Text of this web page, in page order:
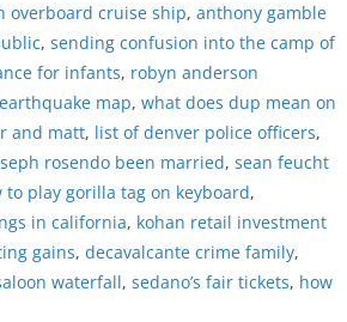
Kemerdekaan
ini rencananya akan
di
dari upaya
dan kondusif,
warga
RI.
Sambangi Warga
Bendera Merah
5 Agustus 2026
Tahun
ke-
Kelurahan Sunggal,
overboard cruise ship, anthony gamble
, sending confusion into the camp of
for infants, robyn anderson
map, what does dup mean on
and matt, list of denver police officers,
rosendo been married, sean feucht
to play gorilla tag on keyboard,
in california, kohan retail investment
gains, decavalcante crime family,
waterfall, sedano’s fair tickets, how